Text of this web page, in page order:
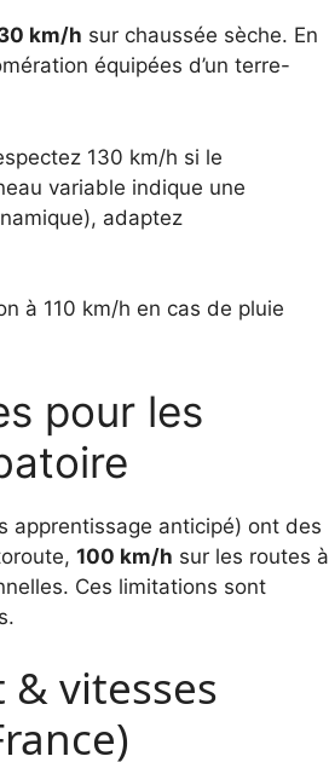
km/h sur chaussée sèche. En
équipées d’un terre-
130 km/h si le
variable indique une
adaptez
à 110 km/h en cas de pluie
pour les
apprentissage anticipé) ont des
100 km/h sur les routes à
Ces limitations sont
& vitesses